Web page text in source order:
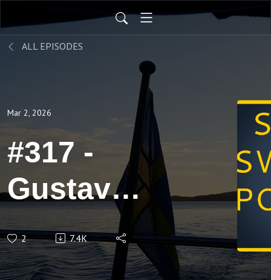
ALL EPISODES
Mar 2, 2026
#317 -
Gustav
Vasa -
Sveriges
2 7.4K